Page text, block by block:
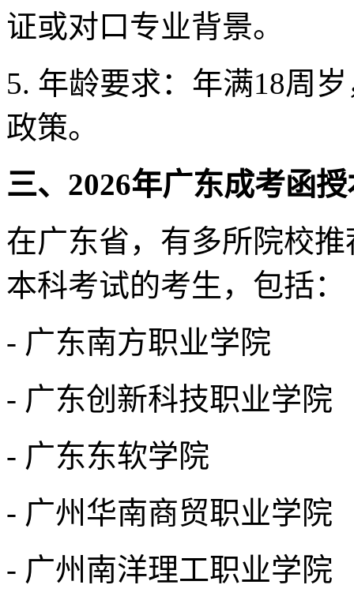
证或对口专业背景。
5. 年龄要求：年满18周
政策。
三、2026年广东成考函
在广东省，有多所院校
本科考试的考生，包括：
- 广东南方职业学院
- 广东创新科技职业学院
- 广东东软学院
- 广州华南商贸职业学院
- 广州南洋理工职业学院